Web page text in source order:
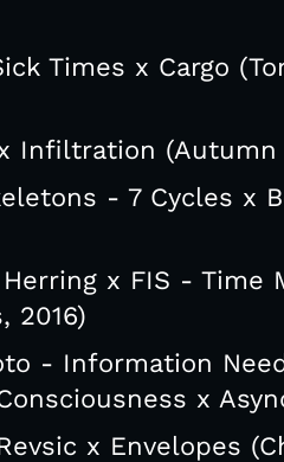
Times x Cargo
Infiltration (Autumn
- 7 Cycles x
Herring x FIS - Time
2016)
- Information
x
x Envelopes